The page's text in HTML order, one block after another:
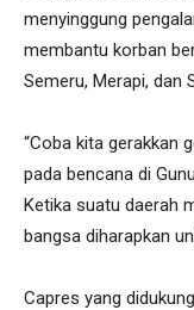
menyinggung
membantu korban
Semeru, Merapi, dan
“Coba kita gerakkan
pada bencana di
Ketika suatu daerah
bangsa diharapkan
Capres yang